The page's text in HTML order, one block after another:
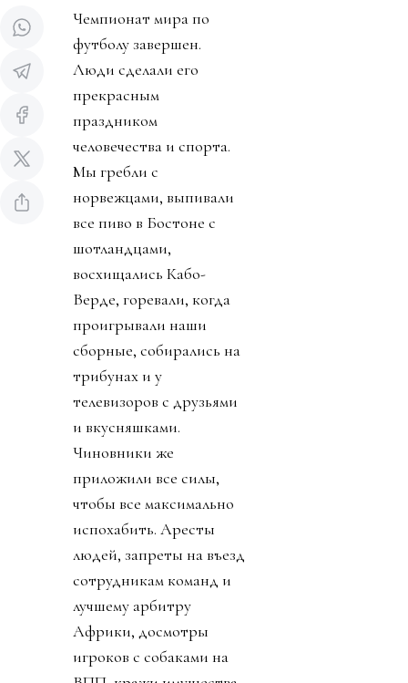
Чемпионат мира по
футболу завершен.
Люди сделали его
прекрасным
праздником
человечества и спорта.
Мы гребли с
норвежцами, выпивали
все пиво в Бостоне с
шотландцами,
восхищались Кабо-
Верде, горевали, когда
проигрывали наши
сборные, собирались на
трибунах и у
телевизоров с друзьями
и вкусняшками.
Чиновники же
приложили все силы,
чтобы все максимально
испохабить. Аресты
людей, запреты на въезд
сотрудникам команд и
лучшему арбитру
Африки, досмотры
игроков с собаками на